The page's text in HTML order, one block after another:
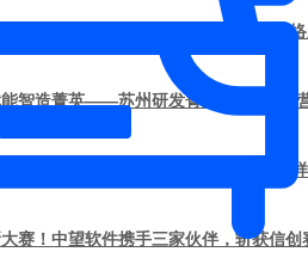
中国智造｜中望软件亮相第十届中国网
能智造菁英——苏州研发菁英 CTO 成长
：国产工业设计软件的硬实力到底怎么
赛！中望软件携手三家伙伴，斩获信创